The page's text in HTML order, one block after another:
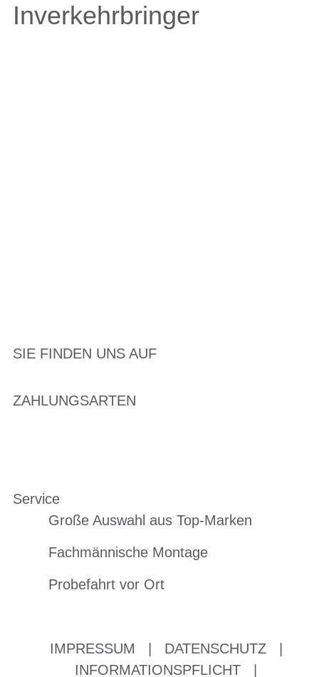
Inverkehrbringer
SIE FINDEN UNS AUF
ZAHLUNGSARTEN
Service
Große Auswahl aus Top-Marken
Fachmännische Montage
Probefahrt vor Ort
IMPRESSUM DATENSCHUTZ
INFORMATIONSPFLICHT